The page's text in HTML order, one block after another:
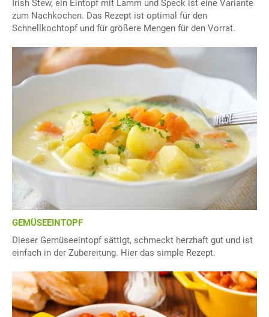
Irish Stew, ein Eintopf mit Lamm und Speck ist eine Variante
zum Nachkochen. Das Rezept ist optimal für den
Schnellkochtopf und für größere Mengen für den Vorrat.
GEMÜSEEINTOPF
Dieser Gemüseeintopf sättigt, schmeckt herzhaft gut und ist
einfach in der Zubereitung. Hier das simple Rezept.